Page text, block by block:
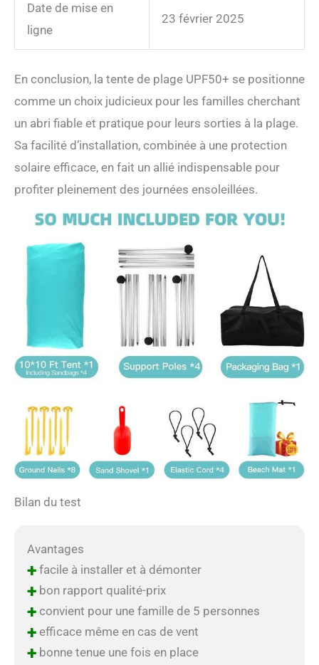
Date de mise en
ligne
23 février 2025
En conclusion, la tente de plage UPF50+ se positionne
comme un choix judicieux pour les familles cherchant
un abri fiable et pratique pour leurs sorties à la plage.
Sa facilité d’installation, combinée à une protection
solaire efficace, en fait un allié indispensable pour
profiter pleinement des journées ensoleillées.
Bilan du test
Avantages
+facile à installer et à démonter
+bon rapport qualité-prix
+convient pour une famille de 5 personnes
+efficace même en cas de vent
+bonne tenue une fois en place